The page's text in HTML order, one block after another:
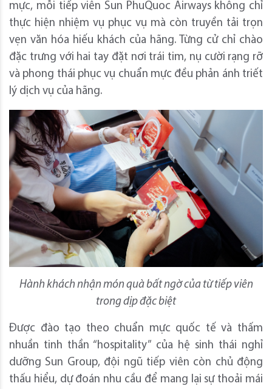
mực, mỗi tiếp viên Sun PhuQuoc Airways không chỉ
thực hiện nhiệm vụ phục vụ mà còn truyền tải trọn
vẹn văn hóa hiếu khách của hãng. Từng cử chỉ chào
đặc trưng với hai tay đặt nơi trái tim, nụ cười rạng rỡ
và phong thái phục vụ chuẩn mực đều phản ánh triết
lý dịch vụ của hãng.
Hành khách nhận món quà bất ngờ của từ tiếp viên
trong dịp đặc biệt
Được đào tạo theo chuẩn mực quốc tế và thấm
nhuần tinh thần “hospitality” của hệ sinh thái nghỉ
dưỡng Sun Group, đội ngũ tiếp viên còn chủ động
thấu hiểu, dự đoán nhu cầu để mang lại sự thoải mái